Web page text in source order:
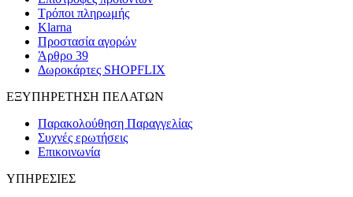
Τρόποι πληρωμής
Klarna
Προστασία αγορών
Άρθρο 39
Δωροκάρτες SHOPFLIX
ΕΞΥΠΗΡΕΤΗΣΗ ΠΕΛΑΤΩΝ
Παρακολούθηση Παραγγελίας
Συχνές ερωτήσεις
Επικοινωνία
ΥΠΗΡΕΣΙΕΣ